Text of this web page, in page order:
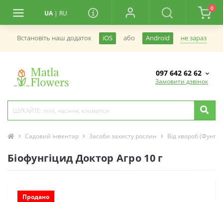
UA | RU
0
Встановiть наш додаток iOS або Android не зараз
097 642 62 62
Замовити дзвінок
Садовий інвентар Засоби захисту рослин Від хвороб
Біофунгіцид Доктор Агро 10 г
Продано